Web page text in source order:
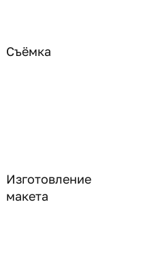
Съёмка
Изготовление
макета